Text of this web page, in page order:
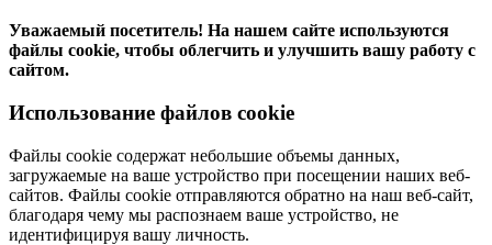
Уважаемый посетитель! На нашем сайте используются
файлы cookie, чтобы облегчить и улучшить вашу работу с
сайтом.
Использование файлов cookie
Файлы cookie содержат небольшие объемы данных,
загружаемые на ваше устройство при посещении наших веб-
сайтов. Файлы cookie отправляются обратно на наш веб-сайт,
благодаря чему мы распознаем ваше устройство, не
идентифицируя вашу личность.